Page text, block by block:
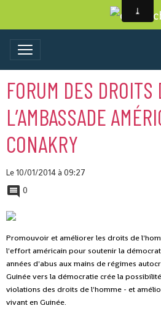
FORUM DES DROITS
L’AMBASSADE
CONAKRY
Le 10/01/2014à 09:27
0
Promouvoir et améliorer les droits de
l'effort américain pour soutenir la
années d'abus aux mains de régimes
Guinée vers la démocratie crée la
violations des droits de l'homme - et
vivant en Guinée.